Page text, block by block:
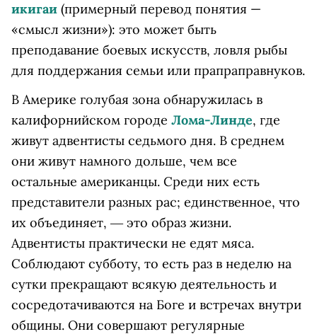
икигаи (примерный перевод понятия —
«смысл жизни»): это может быть
преподавание боевых искусств, ловля рыбы
для поддержания семьи или прапраправнуков.
В Америке голубая зона обнаружилась в
калифорнийском городе Лома-Линде, где
живут адвентисты седьмого дня. В среднем
они живут намного дольше, чем все
остальные американцы. Среди них есть
представители разных рас; единственное, что
их объединяет, ― это образ жизни.
Адвентисты практически не едят мяса.
Соблюдают субботу, то есть раз в неделю на
сутки прекращают всякую деятельность и
сосредотачиваются на Боге и встречах внутри
общины. Они совершают регулярные